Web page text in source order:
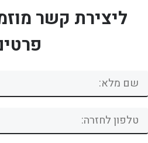
ליצירת קשר